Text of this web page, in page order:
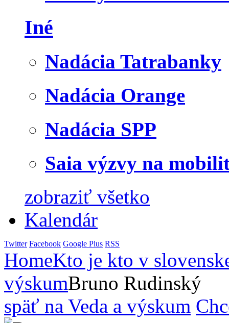
Iné
Nadácia Tatrabanky
Nadácia Orange
Nadácia SPP
Saia výzvy na
zobraziť všetko
Kalendár
Twitter Facebook Google Plus RSS
HomeKto je kto v
výskumBruno Rudinský
späť na Veda a výskum